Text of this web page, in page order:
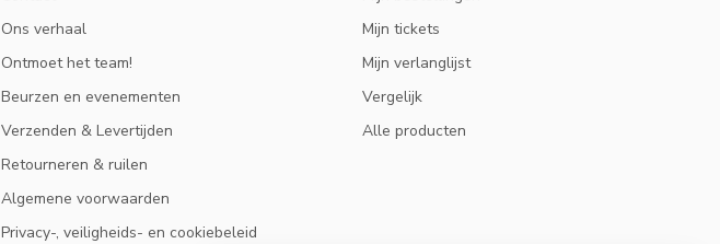
Ons verhaal
Ontmoet het team!
Beurzen en evenementen
Verzenden & Levertijden
Retourneren & ruilen
Algemene voorwaarden
Privacy-, veiligheids- en cookiebeleid
Mijn tickets
Mijn verlanglijst
Vergelijk
Alle producten